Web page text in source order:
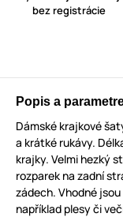
bez registrácie
Popis a
Dámské krajkové
a krátké rukávy.
krajky. Velmi hezký
rozparek na zadní
zádech. Vhodné
například plesy či